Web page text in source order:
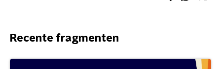
Recente fragmenten